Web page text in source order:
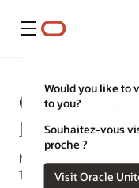
Menu
Would you like to
to you?
Souhaitez-vous
proche ?
Visit Oracle
Qu'est-ce
Le guide
Michael Hickins |
17 mars 2023